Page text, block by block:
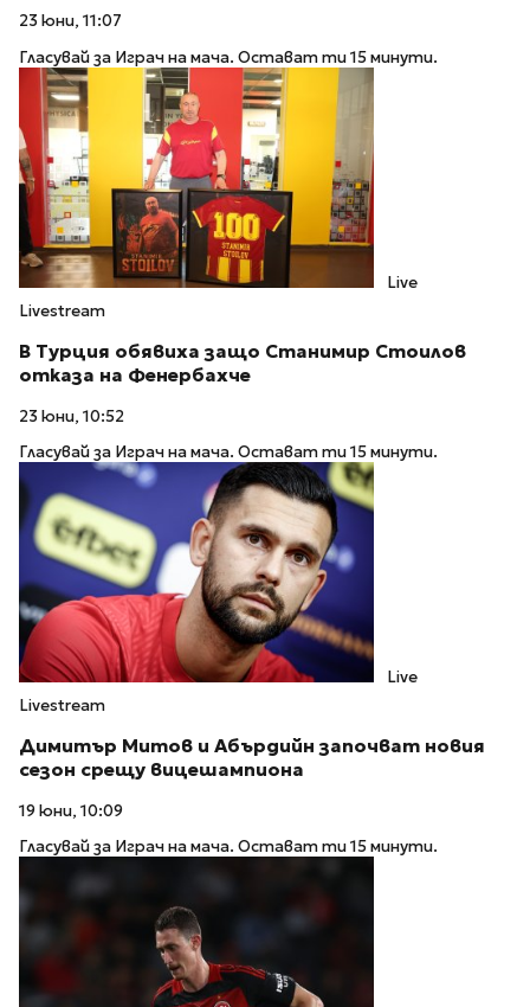
23 юни, 11:07
Гласувай за Играч на мача. Остават ти 15 минути.
Live
Livestream
В Турция обявиха защо Станимир Стоилов
отказа на Фенербахче
23 юни, 10:52
Гласувай за Играч на мача. Остават ти 15 минути.
Live
Livestream
Димитър Митов и Абърдийн започват новия
сезон срещу вицешампиона
19 юни, 10:09
Гласувай за Играч на мача. Остават ти 15 минути.